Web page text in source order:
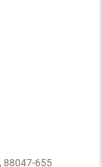
88047-655